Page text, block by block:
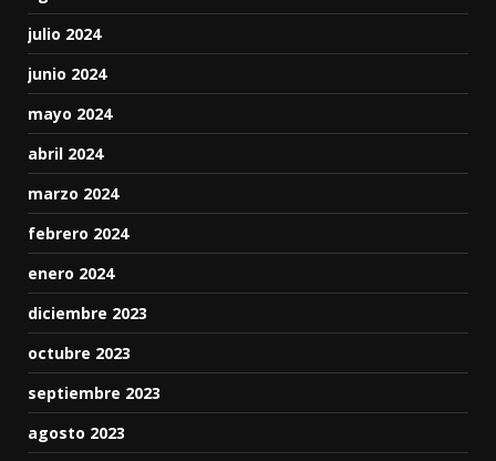
julio 2024
junio 2024
mayo 2024
abril 2024
marzo 2024
febrero 2024
enero 2024
diciembre 2023
octubre 2023
septiembre 2023
agosto 2023